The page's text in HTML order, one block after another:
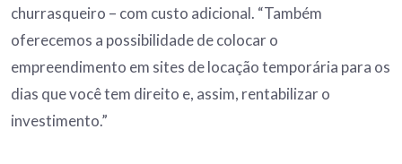
churrasqueiro – com custo adicional. “Também
oferecemos a possibilidade de colocar o
empreendimento em sites de locação temporária para os
dias que você tem direito e, assim, rentabilizar o
investimento.”